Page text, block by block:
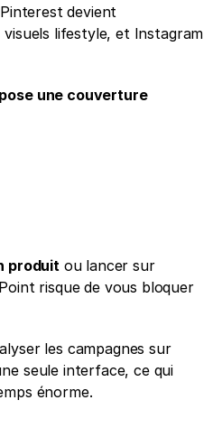
devient
lifestyle, et Instagram
une couverture
produit ou lancer sur
risque de vous bloquer
les campagnes sur
seule interface, ce qui
énorme.